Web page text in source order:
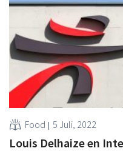
Food 5 Juli, 2022
Louis Delhaize en